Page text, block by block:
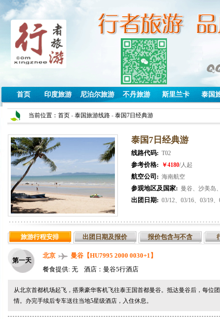
首页 印度旅游 尼泊尔旅游 不丹旅游 斯里兰卡 泰国
当前位置： 首页 - 泰国旅游线路 - 泰国7日经典游
泰国7日经典游
线路代码: T02
参考价格: ￥4180/人起
航空公司: 海南航空
参观地区及国家: 曼谷、沙美岛
出团日期: 03/12、03/16、03/19
旅游行程安排 出团日期及报价 报价包含与不含
第一天
北京
曼谷【HU7995 2000 0030+1】
餐食提供: 无 酒店：曼谷5行酒店
从北京首都机场起飞，搭乘豪华客机飞往泰王国首都曼谷。抵达曼谷后，每位
情。办完手续后专车送往当地5星级酒店，入住休息。